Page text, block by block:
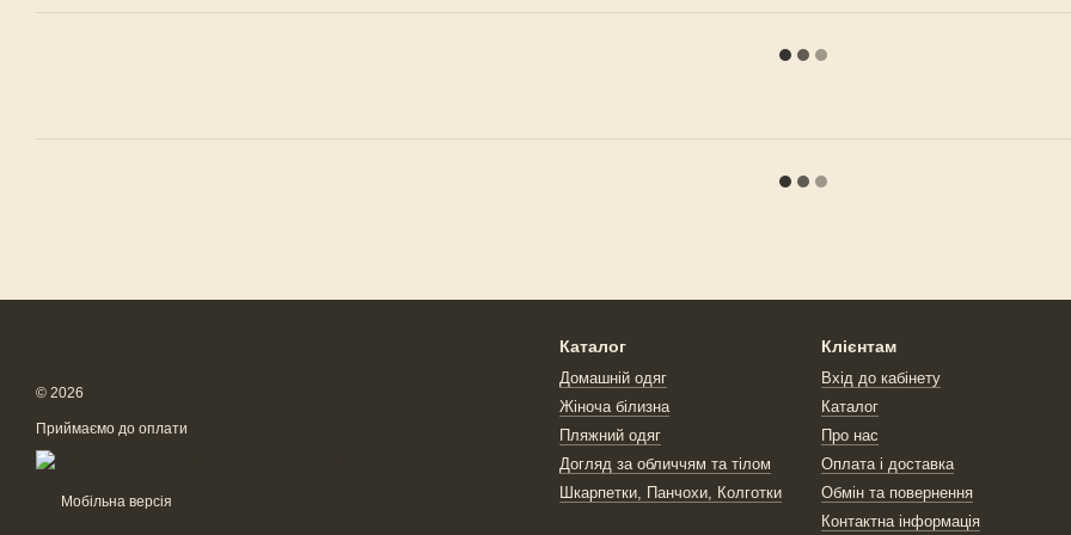
© 2026
Приймаємо до оплати
Мобільна версія
Каталог
Домашній одяг
Жіноча білизна
Пляжний одяг
Догляд за обличчям та тілом
Шкарпетки, Панчохи, Колготки
Клієнтам
Вхід до кабінету
Каталог
Про нас
Оплата і доставка
Обмін та повернення
Контактна інформація